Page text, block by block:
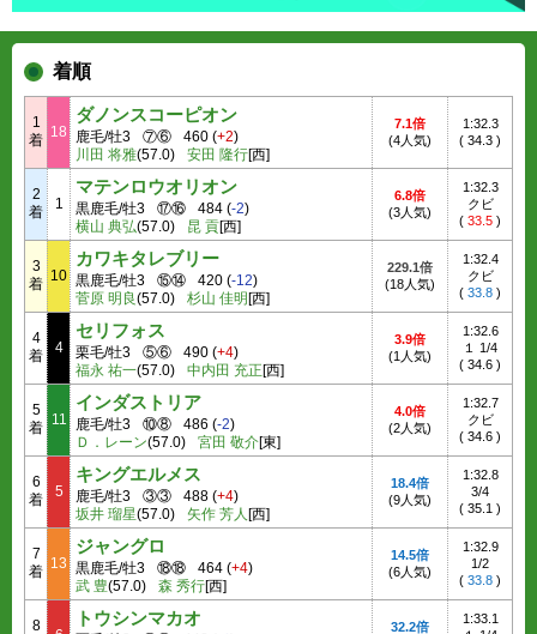
着順
1
着 18
ダノンスコーピオン
鹿毛/牡3 ⑦⑥ 460 (+2)
川田 将雅(57.0) 安田 隆行[西]
7.1倍
(4人気)
1:32.3
( 34.3 )
2
着
1
マテンロウオリオン
黒鹿毛/牡3 ⑰⑯ 484 (-2)
横山 典弘(57.0) 昆 貢[西]
6.8倍
(3人気)
1:32.3
クビ
( 33.5 )
3
着 10
カワキタレブリー
黒鹿毛/牡3 ⑮⑭ 420 (-12)
菅原 明良(57.0) 杉山 佳明 [西]
229.1倍
(18人気)
1:32.4
クビ
( 33.8 )
4
着
4
セリフォス
栗毛/牡3 ⑤⑥ 490 (+4)
福永 祐一(57.0) 中内田 充正[西]
3.9倍
(1人気)
1:32.6
１ 1/4
( 34.6 )
5
着 11
インダストリア
鹿毛/牡3 ⑩⑧ 486 (-2)
Ｄ．レーン(57.0) 宮田 敬介[東]
4.0倍
(2人気)
1:32.7
クビ
( 34.6 )
6
着
5
キングエルメス
鹿毛/牡3 ③③ 488 (+4)
坂井 瑠星(57.0) 矢作 芳人 [西]
18.4倍
(9人気)
1:32.8
3/4
( 35.1 )
7
着 13
ジャングロ
黒鹿毛/牡3 ⑱⑱ 464 (+4)
武 豊(57.0) 森 秀行[西]
14.5倍
(6人気)
1:32.9
1/2
( 33.8 )
8
トウシンマカオ
32.2倍
1:33.1